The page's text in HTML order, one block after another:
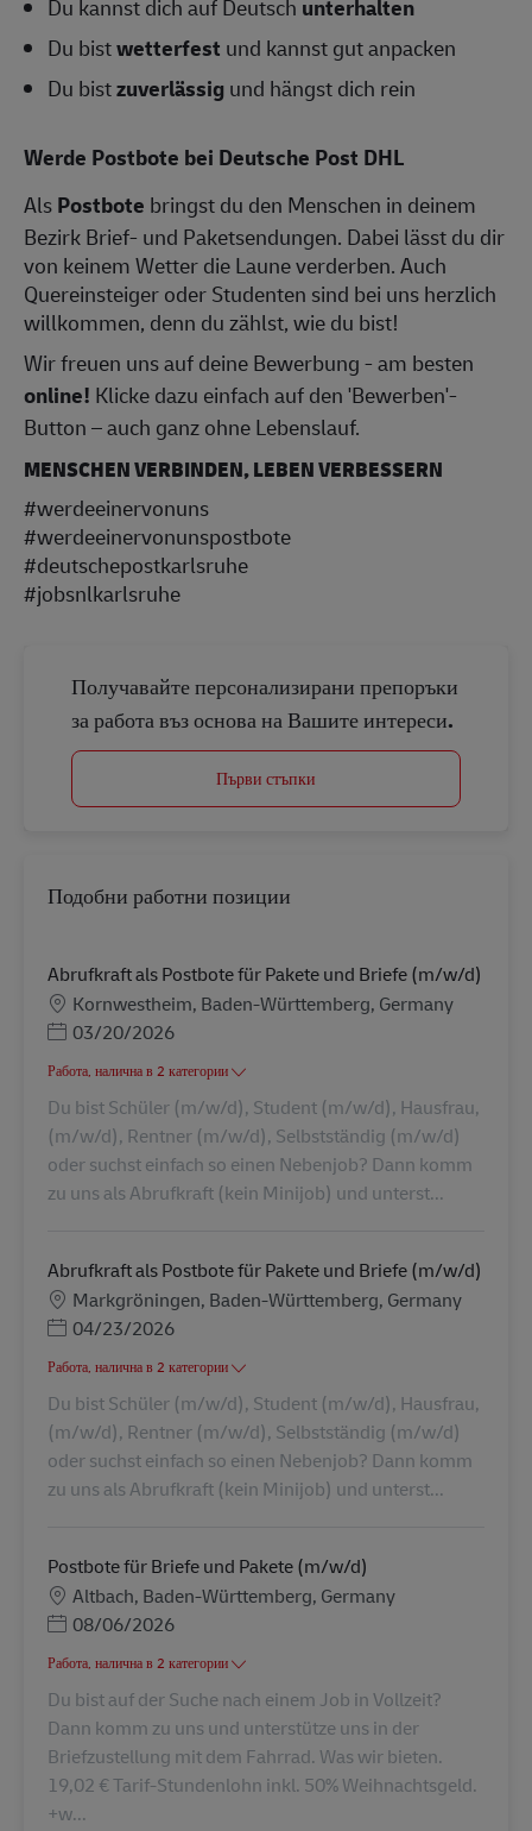
Du kannst dich auf Deutsch unterhalten
Du bistwetterfest und kannst gut anpacken
Du bistzuverlässigund hängst dich rein
Werde Postbote bei Deutsche Post DHL
AlsPostbote bringst du den Menschen in deinem
Bezirk Brief- und Paketsendungen. Dabei lässt du dir
von keinem Wetter die Laune verderben. Auch
Quereinsteiger oder Studenten sind bei uns herzlich
willkommen, denn du zählst, wie du bist!
Wir freuen uns auf deine Bewerbung - am besten
online! Klicke dazu einfach auf den 'Bewerben'-
Button – auch ganz ohne Lebenslauf.
MENSCHEN VERBINDEN, LEBEN VERBESSERN
#werdeeinervonuns
#werdeeinervonunspostbote
#deutschepostkarlsruhe
#jobsnlkarlsruhe
Получавайте персонализирани препоръки
за работа въз основа на Вашите интереси.
Първи стъпки
Подобни работни позиции
Abrufkraft als Postbote für Pakete und Briefe (m/w/d)
Местоположение
Kornwestheim, Baden-Württemberg, Germany
Posted Date
03/20/2026
Работа, налична в 2 категории
Du bist Schüler (m/w/d), Student (m/w/d), Hausfrau,
(m/w/d), Rentner (m/w/d), Selbstständig (m/w/d)
oder suchst einfach so einen Nebenjob? Dann komm
zu uns als Abrufkraft (kein Minijob) und unterst...
Abrufkraft als Postbote für Pakete und Briefe (m/w/d)
Местоположение
Markgröningen, Baden-Württemberg, Germany
Posted Date
04/23/2026
Работа, налична в 2 категории
Du bist Schüler (m/w/d), Student (m/w/d), Hausfrau,
(m/w/d), Rentner (m/w/d), Selbstständig (m/w/d)
oder suchst einfach so einen Nebenjob? Dann komm
zu uns als Abrufkraft (kein Minijob) und unterst...
Postbote für Briefe und Pakete (m/w/d)
Местоположение
Altbach, Baden-Württemberg, Germany
Posted Date
08/06/2026
Работа, налична в 2 категории
Du bist auf der Suche nach einem Job in Vollzeit?
Dann komm zu uns und unterstütze uns in der
Briefzustellung mit dem Fahrrad. Was wir bieten.
19,02 € Tarif-Stundenlohn inkl. 50% Weihnachtsgeld.
+w...